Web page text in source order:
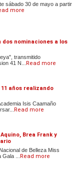
sábado 30 de mayo a partir
more
dos nominaciones a los
transmitido
41 N... Read more
años realizando
Isis Caamaño
Read more
Brea Frank y
de Belleza Miss
... Read more